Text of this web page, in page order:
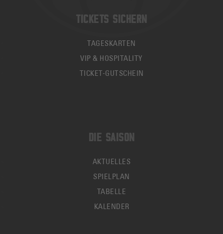
TICKETS SICHERN
TAGESKARTEN
VIP & HOSPITALITY
TICKET-GUTSCHEIN
DIE SAISON
AKTUELLES
SPIELPLAN
TABELLE
KALENDER